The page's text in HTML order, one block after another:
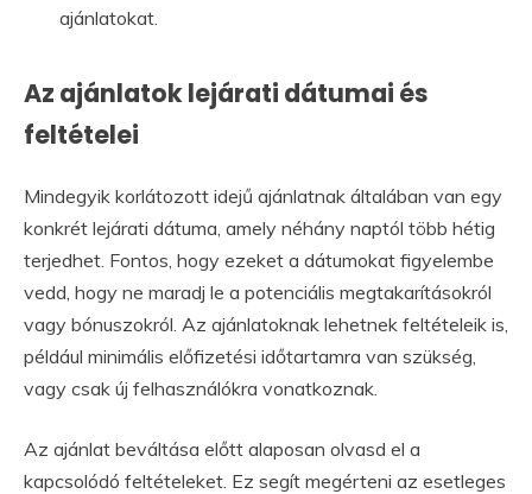
ajánlatokat.
Az ajánlatok lejárati dátumai és
feltételei
Mindegyik korlátozott idejű ajánlatnak általában van egy
konkrét lejárati dátuma, amely néhány naptól több hétig
terjedhet. Fontos, hogy ezeket a dátumokat figyelembe
vedd, hogy ne maradj le a potenciális megtakarításokról
vagy bónuszokról. Az ajánlatoknak lehetnek feltételeik is,
például minimális előfizetési időtartamra van szükség,
vagy csak új felhasználókra vonatkoznak.
Az ajánlat beváltása előtt alaposan olvasd el a
kapcsolódó feltételeket. Ez segít megérteni az esetleges